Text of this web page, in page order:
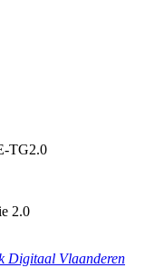
TG2.0
2.0
Digitaal Vlaanderen